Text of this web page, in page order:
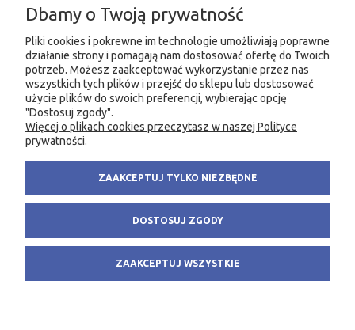
MOJE KONTO
PRODUKTY
KONTAKT
info@fachowa.pl
KSIĘGARNIA FACHOWA.PL
80-299 Gdańsk
NIP: 584-182-39-49
Dbamy o Twoją prywatność
Pliki cookies i pokrewne im technologie umożliwiają poprawne
działanie strony i pomagają nam dostosować ofertę do Twoich
potrzeb. Możesz zaakceptować wykorzystanie przez nas
wszystkich tych plików i przejść do sklepu lub dostosować
użycie plików do swoich preferencji, wybierając opcję
"Dostosuj zgody".
Więcej o plikach cookies przeczytasz w naszej Polityce
prywatności.
ZAAKCEPTUJ TYLKO NIEZBĘDNE
DOSTOSUJ ZGODY
ZAAKCEPTUJ WSZYSTKIE